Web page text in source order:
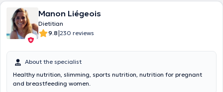
Manon Liégeois
Dietitian
9.8|230 reviews
About the specialist
Healthy nutrition, slimming, sports nutrition, nutrition for pregnant
and breastfeeding women.